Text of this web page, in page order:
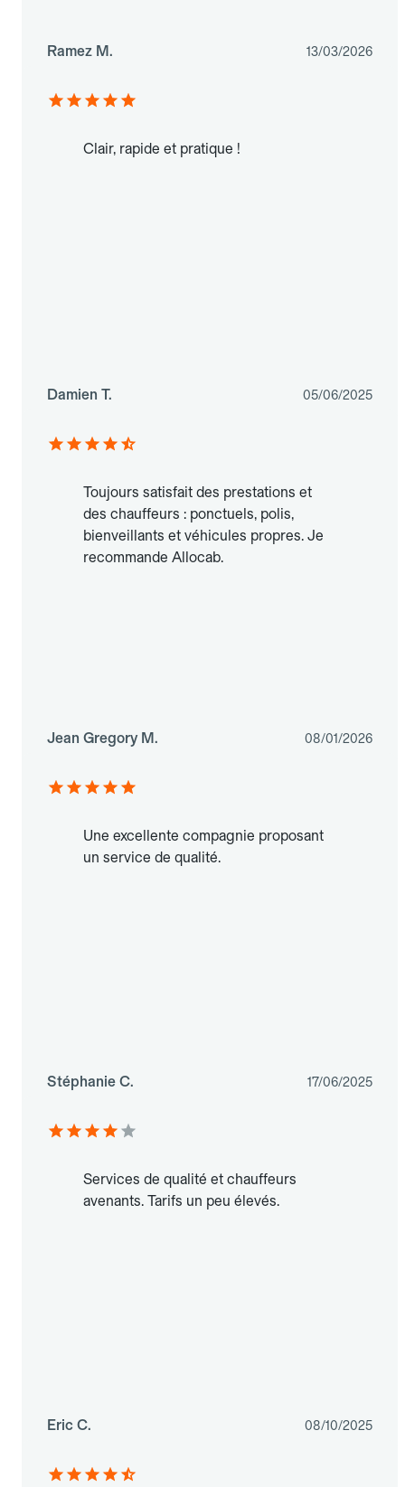
Ramez M. 13/03/2026
Clair, rapide et pratique !
Damien T. 05/06/2025
Toujours satisfait des prestations et
des chauffeurs : ponctuels, polis,
bienveillants et véhicules propres. Je
recommande Allocab.
Jean Gregory M. 08/01/2026
Une excellente compagnie proposant
un service de qualité.
Stéphanie C. 17/06/2025
Services de qualité et chauffeurs
avenants. Tarifs un peu élevés.
Eric C. 08/10/2025